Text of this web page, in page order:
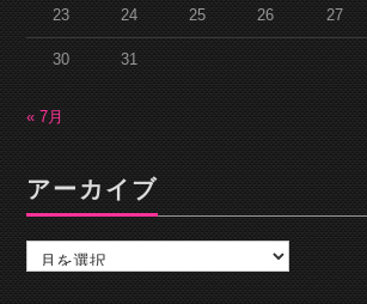
23 24 25 26 27
30 31
« 7月
アーカイブ
カ